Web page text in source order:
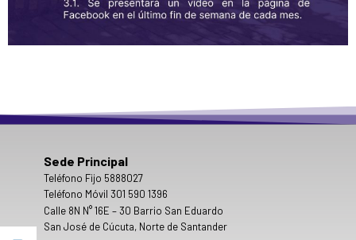
Sede Principal
Teléfono Fijo 5888027
Teléfono Móvil 301 590 1396
Calle 8N N° 16E – 30 Barrio San Eduardo
San José de Cúcuta, Norte de Santander